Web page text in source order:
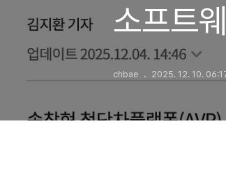
소프트
chbae 2025. 12. 10.